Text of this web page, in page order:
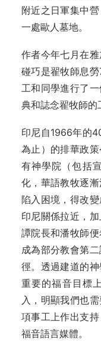
附近之日軍集中
一處歐人墓地。
作者今年七月在
碰巧是翟牧師息
工和同學進行了
典和誌念翟牧師的
印尼自1966年的
為止）的排華政
有神學院（包括
化，華語教牧逐
陷入困境，得改
印尼關係拉近，
譚院長和潘牧師
成為部分教會第
徑。透過建道的
重要的福音目標
入，明顯我們也
項事工上作出支
福音語言媒體。